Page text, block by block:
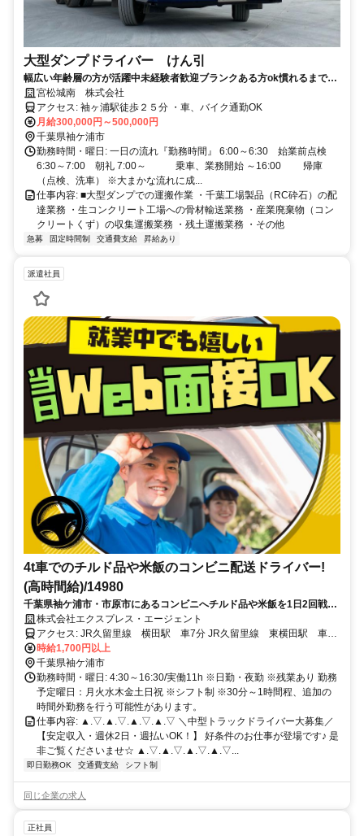
大型ダンプドライバー けん引
幅広い年齢層の方が活躍中未経験者歓迎ブランクある方ok慣れるまでサ
ポートがあるので安心して働くことができます資格取得支援制度あり賞
与年2回支給職務手当ありやりがいのある仕事！
宮松城南 株式会社
アクセス: 袖ヶ浦駅徒歩２５分 ・車、バイク通勤OK
月給300,000円～500,000円
千葉県袖ケ浦市
勤務時間・曜日: 一日の流れ『勤務時間』 6:00～6:30 始業前点検
6:30～7:00 朝礼 7:00～ 乗車、業務開始 ～16:00 帰庫
（点検、洗車） ※大まかな流れに成...
仕事内容: ■大型ダンプでの運搬作業 ・千葉工場製品（RC砕石）の配
達業務 ・生コンクリート工場への骨材輸送業務 ・産業廃棄物（コン
クリートくず）の収集運搬業務 ・残土運搬業務 ・その他
急募 固定時間制 交通費支給 昇給あり
派遣社員
4t車でのチルド品や米飯のコンビニ配送ドライバー!
(高時間給)/14980
千葉県袖ケ浦市・市原市にあるコンビニへチルド品や米飯を1日2回戦
（1回戦6～9件程）を配送します。
株式会社エクスプレス・エージェント
アクセス: JR久留里線 横田駅 車7分 JR久留里線 東横田駅 車9
分
時給1,700円以上
千葉県袖ケ浦市
勤務時間・曜日: 4:30～16:30/実働11h ※日勤・夜勤 ※残業あり 勤務
予定曜日：月火水木金土日祝 ※シフト制 ※30分～1時間程、追加の
時間外勤務を行う可能性があります。
仕事内容: ▲.▽.▲.▽.▲.▽.▲.▽ ＼中型トラックドライバー大募集／
【安定収入・週休2日・週払いOK！】 好条件のお仕事が登場です♪ 是
非ご覧くださいませ☆ ▲.▽.▲.▽.▲.▽.▲.▽...
即日勤務OK 交通費支給 シフト制
同じ企業の求人
正社員